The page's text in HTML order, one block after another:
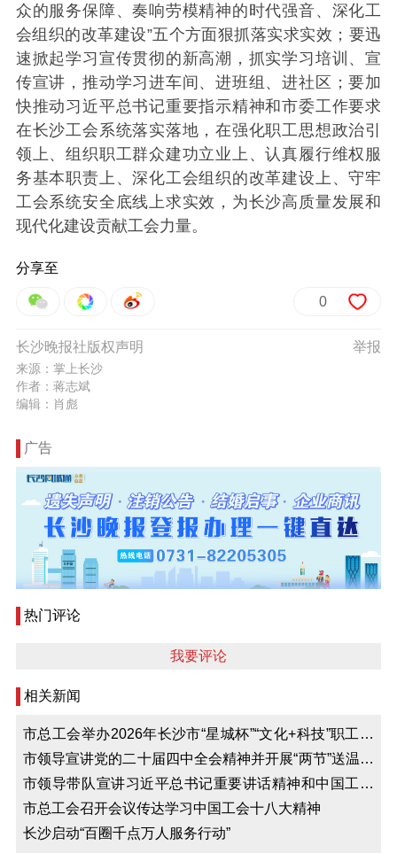
众的服务保障、奏响劳模精神的时代强音、深化工
会组织的改革建设”五个方面狠抓落实求实效；要迅
速掀起学习宣传贯彻的新高潮，抓实学习培训、宣
传宣讲，推动学习进车间、进班组、进社区；要加
快推动习近平总书记重要指示精神和市委工作要求
在长沙工会系统落实落地，在强化职工思想政治引
领上、组织职工群众建功立业上、认真履行维权服
务基本职责上、深化工会组织的改革建设上、守牢
工会系统安全底线上求实效，为长沙高质量发展和
现代化建设贡献工会力量。
分享至
0
举报
长沙晚报社版权声明
来源：掌上长沙
作者：蒋志斌
编辑：肖彪
广告
热门评论
我要评论
相关新闻
市总工会举办2026年长沙市“星城杯”“文化+科技”职工创
新创意大赛
市领导宣讲党的二十届四中全会精神并开展“两节”送温暖
活动
市领导带队宣讲习近平总书记重要讲话精神和中国工会
十八大精神
市总工会召开会议传达学习中国工会十八大精神
长沙启动“百圈千点万人服务行动”